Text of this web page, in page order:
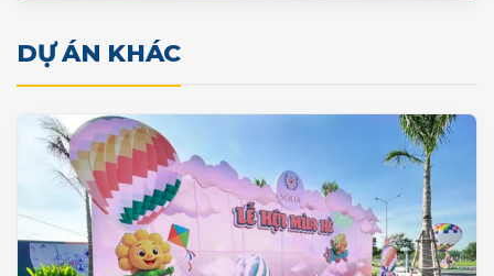
DỰ ÁN KHÁC